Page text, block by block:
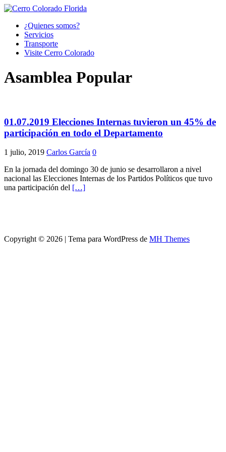
¿Quienes somos?
Servicios
Transporte
Visite Cerro Colorado
Asamblea Popular
01.07.2019 Elecciones Internas tuvieron un 45% de
participación en todo el Departamento
1 julio, 2019 Carlos García 0
En la jornada del domingo 30 de junio se desarrollaron a nivel
nacional las Elecciones Internas de los Partidos Políticos que tuvo
una participación del […]
Copyright © 2026 | Tema para WordPress de MH Themes